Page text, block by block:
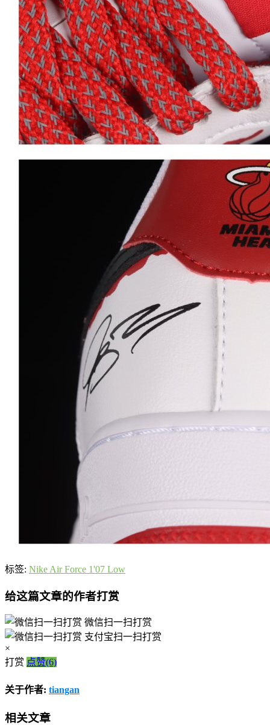
标签: Nike Air Force 1'07 Low
给这篇文章的作者打赏
微信扫一扫打赏
支付宝扫一扫打赏
×
打赏 点赞(6)
关于作者: tiangan
相关文章